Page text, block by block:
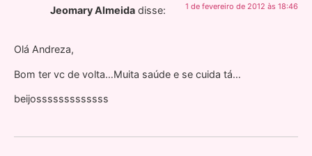
Jeomary Almeida disse: 1 de fevereiro de 2012 às 18:46
Olá Andreza,
Bom ter vc de volta…Muita saúde e se cuida tá…
beijosssssssssssss